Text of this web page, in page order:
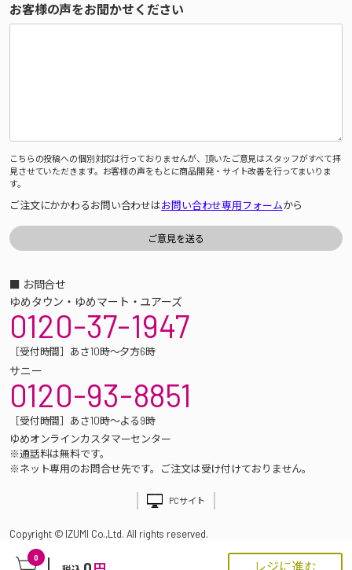
0
レジに進む
お客様の声をお聞かせください
こちらの投稿への個別対応は行っておりませんが、頂いたご意見はスタッフがすべて拝
見させていただきます。お客様の声をもとに商品開発・サイト改善を行ってまいりま
す。
ご注文にかかわるお問い合わせはお問い合わせ専用フォームから
■ お問合せ
ゆめタウン・ゆめマート・ユアーズ
0120-37-1947
［受付時間］あさ10時～夕方6時
サニー
0120-93-8851
［受付時間］あさ10時～よる9時
ゆめオンラインカスタマーセンター
※通話料は無料です。
※ネット専用のお問合せ先です。ご注文は受け付けておりません。
PCサイト
Copyright © IZUMI Co.,Ltd. All rights reserved.